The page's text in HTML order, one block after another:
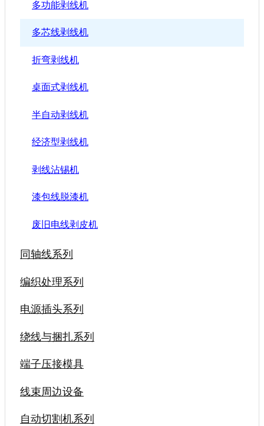
多功能剥线机
多芯线剥线机
折弯剥线机
桌面式剥线机
半自动剥线机
经济型剥线机
剥线沾锡机
漆包线脱漆机
废旧电线剥皮机
同轴线系列
编织处理系列
电源插头系列
绕线与捆扎系列
端子压接模具
线束周边设备
自动切割机系列